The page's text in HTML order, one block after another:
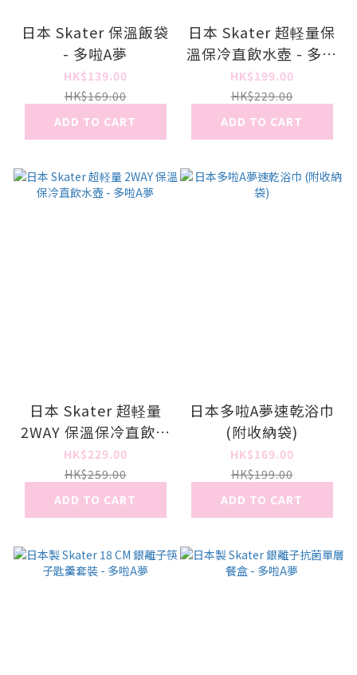
日本 Skater 保溫飯袋
- 多啦A夢
HK$139.00
HK$169.00
ADD TO CART
日本 Skater 超軽量保
溫保冷直飲水壺 - 多啦
A夢
HK$199.00
HK$229.00
ADD TO CART
日本 Skater 超軽量
2WAY 保溫保冷直飲水
壺 - 多啦A夢
HK$229.00
HK$259.00
ADD TO CART
日本多啦A夢速乾浴巾
(附收納袋)
HK$169.00
HK$199.00
ADD TO CART